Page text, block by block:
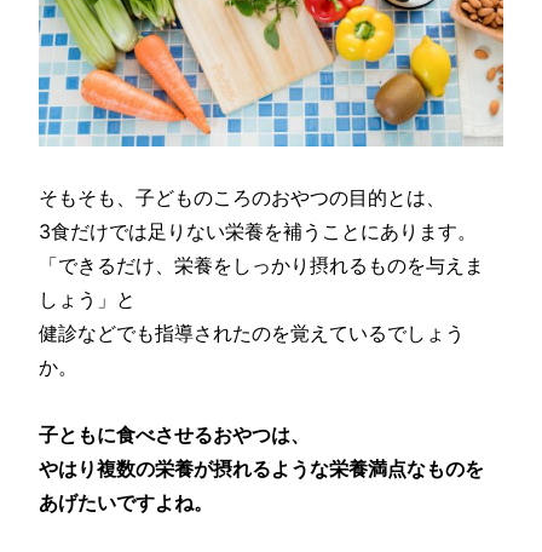
そもそも、子どものころのおやつの目的とは、
3食だけでは足りない栄養を補うことにあります。
「できるだけ、栄養をしっかり摂れるものを与えま
しょう」と
健診などでも指導されたのを覚えているでしょう
か。
子ともに食べさせるおやつは、
やはり複数の栄養が摂れるような栄養満点なものを
あげたいですよね。